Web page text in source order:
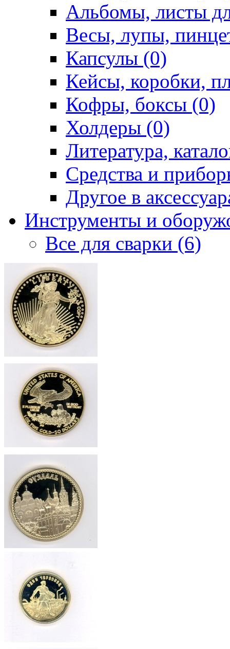
Альбомы, листы
Весы, лупы,
Капсулы (0)
Кейсы, коробки,
Кофры, боксы (0)
Холдеры (0)
Литература,
Средства и
Другое в
Инструменты и
Все для сварки (6)